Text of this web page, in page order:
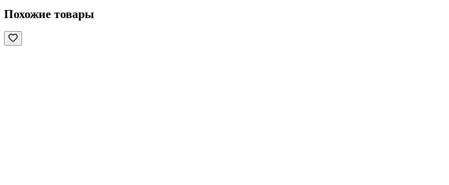
Похожие товары